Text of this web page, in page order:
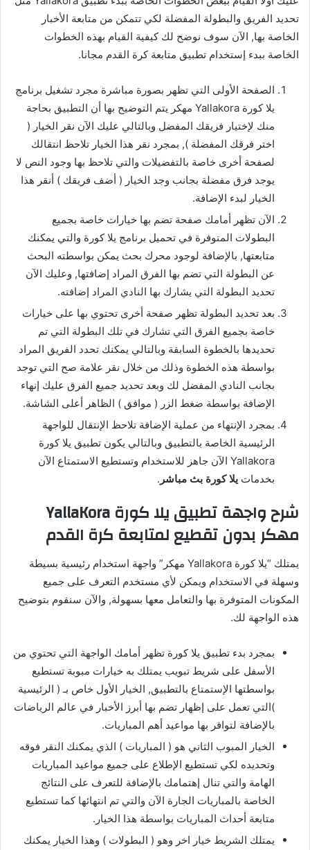
تحديد الفريق والبطولة المفضلة لكي تتمكن من متابعة الأخبار
الخاصة بها, الآن سوف نوضح لك كيفية القيام بهذه الخطوات
الخاصة ببدء إستخدام تطبيق متابعة كرة القدم مجانا.
الصفحة الأولى التي تظهر بصورة مباشرة مجرد تشغيل برنامج
يلا كورة Yallakora مهكر يتم التوضيح بها أن التطبيق بحاجة
منك لإختيار فريقك المفضل وبالتالي عليك الآن نقر الخيار (
اختر فرقك المفضلة ), بمجرد نقر هذا الخيار تلاحظ انتقالك
لصفحة أخرى خاصة بالتفضيلات والتي تلاحظ بها وجود النص لا
يوجد فرق مفضلة بجانب وجد الخيار ( أضف فريقك ) أنقر هذا
الخيار لبدء الإضافة.
الآن تظهر أمامك صفحة تضم بها خيارات خاصة بجميع
البطولات المتوفرة في تحميل برنامج يلا كورة والتي يمكنك
متابعتها, بالإضافة لوجود محرك بحث يمكن بواسطته البحث
عن البطولة التي تضم بها الفرق المراد إضافتها, وعليك الآن
تحديد البطولة التي يشارك بها النادي المراد إضافته.
بعد تحديد البطولة تظهر صفحة أخرى تحتوي بها على خيارات
خاصة بجميع الفرق التي تشارك في تلك البطولة التي تم
تحديدها بالخطوة السابقة وبالتالي يمكنك تحدد الفريق المراد
بواسطة هذه الخطوة وذلك من خلال نقر علامة صح التي توجد
بجانب النادي المفضل لك وبعد تحديد جميع الفرق عليك إنهاء
الإضافة بواسطة ضغط الزر ( موافق ) الظاهر أعلى الشاشة.
بمجرد الإنتهاء من عملية الإضافة تلاحظ الإنتقال للواجهة
الرئيسية الخاصة بالتطبيق وبالتالي يكون تطبيق يلا كورة
Yallakora الآن جاهز للاستخدام وتستطيع الاستمتاع الآن
بخدمات يلا كورة بث مباشر .
شرح واجهة تطبيق يلا كورة YallaKora
مهكر بدون تقطيع لمتابعة كرة القدم
يمتلك “يلا كورة Yallakora مهكر” واجهة استخدام رئيسية بسيطة
وسهلة في الاستخدام ويمكن لأي مستخدم التعرف على جميع
المكونات المتوفرة بها والتعامل معها بسهولة, والآن سنقوم بتوضيح
هذه الواجهة لك.
بمجرد بدء تطبيق يلا كورة تظهر أمامك الواجهة التي تحتوي من
الأسفل على شريط تبويب يمتلك به خيارات مبوبة تستطيع
بواسطتها الإستمتاع بالتطبيق, الخيار الأول خاص بـ ( الرئيسية
)التي تعمل على إظهار تضم بها أبرز الأخبار في عالم الرياضات
بالإضافة لتوافر بها مواعيد أهم المباريات.
الخيار المبوب الثاني هو ( المباريات ) الذي يمكنك النقر فوقه
وتحديده لكي تستطيع الإطلاع على جميع مواعيد المباريات
الهامة والتي تنال إهتمامك بالإضافة للتعرف على النتائج
الخاصة بالمباريات الجارة الآن والتي تم انتهائها كما تستطيع
متابعة أحداث المباريات بواسطة هذا الخيار.
يمتلك الشريط خيار اخر وهو ( البطولات ) وهذا الخيار يمكنك